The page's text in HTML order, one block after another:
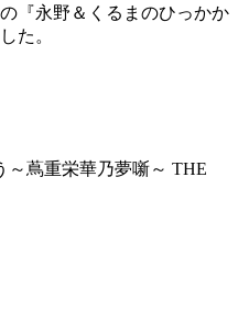
『永野＆くるまのひっかか
た。
～蔦重栄華乃夢噺～ THE